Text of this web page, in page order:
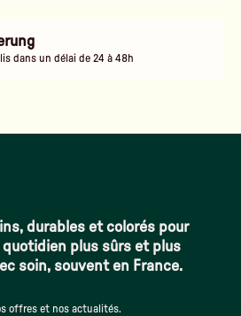
dans un délai de 24 à 48h
durables et colorés pour
plus sûrs et plus
soin, souvent en France.
offres et nos actualités.